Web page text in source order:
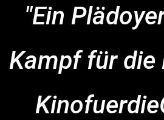
"Ein
Kampf für die